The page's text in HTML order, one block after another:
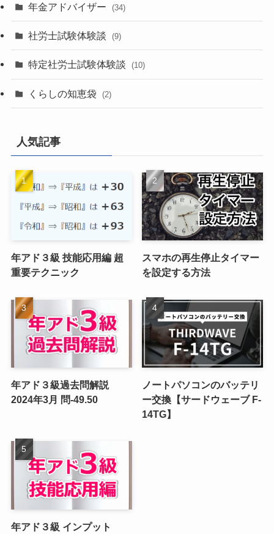
(1)
(1)
(1)
(2)
(1)
年金アドバイザー (34)
社労士試験体験談 (9)
特定社労士試験体験談 (10)
くらしの知恵袋 (2)
人気記事
年アド３級 技能応用編 超
重要テクニック
スマホの再生停止タイマー
を設定する方法
年アド３級過去問解説
2024年3月 問-49.50
ノートパソコンのバッテリ
ー交換【サードウェーブ F-
14TG】
年アド３級 インプット